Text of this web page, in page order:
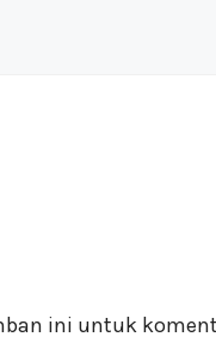
ini untuk